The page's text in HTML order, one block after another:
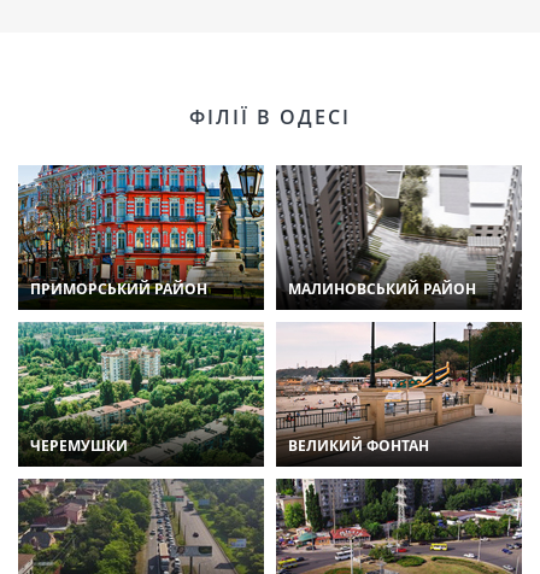
ФІЛІЇ В ОДЕСІ
ПРИМОРСЬКИЙ РАЙОН МАЛИНОВСЬКИЙ РАЙОН
ЧЕРЕМУШКИ ВЕЛИКИЙ ФОНТАН